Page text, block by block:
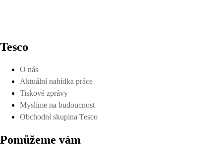
Tesco
O nás
Aktuální nabídka práce
Tiskové zprávy
Myslíme na budoucnost
Obchodní skupina Tesco
Pomůžeme vám